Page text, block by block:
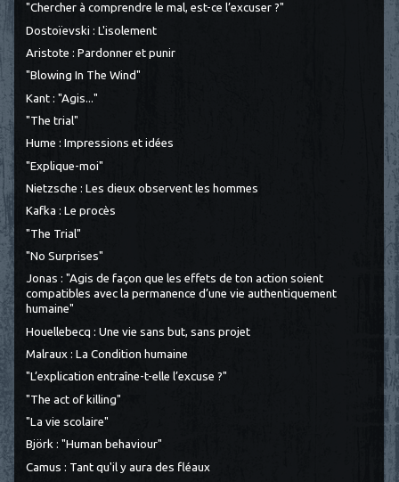
"Chercher à comprendre le mal, est-ce l’excuser ?"
Dostoïevski : L'isolement
Aristote : Pardonner et punir
"Blowing In The Wind"
Kant : "Agis..."
"The trial"
Hume : Impressions et idées
"Explique-moi"
Nietzsche : Les dieux observent les hommes
Kafka : Le procès
"The Trial"
"No Surprises"
Jonas : "Agis de façon que les effets de ton action soient
compatibles avec la permanence d’une vie authentiquement
humaine"
Houellebecq : Une vie sans but, sans projet
Malraux : La Condition humaine
"L’explication entraîne-t-elle l’excuse ?"
"The act of killing"
"La vie scolaire"
Björk : "Human behaviour"
Camus : Tant qu'il y aura des fléaux